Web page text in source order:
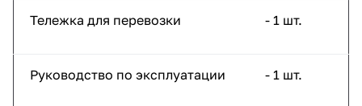
Тележка для перевозки - 1 шт.
Руководство по эксплуатации - 1 шт.